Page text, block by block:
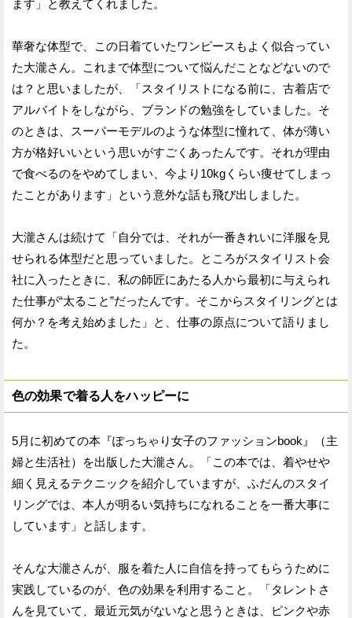
ます」と教えてくれました。
華奢な体型で、この日着ていたワンピースもよく似合ってい
た大瀧さん。これまで体型について悩んだことなどないので
は？と思いましたが、「スタイリストになる前に、古着店で
アルバイトをしながら、ブランドの勉強をしていました。そ
のときは、スーパーモデルのような体型に憧れて、体が薄い
方が格好いいという思いがすごくあったんです。それが理由
で食べるのをやめてしまい、今より10kgくらい痩せてしまっ
たことがあります」という意外な話も飛び出しました。
大瀧さんは続けて「自分では、それが一番きれいに洋服を見
せられる体型だと思っていました。ところがスタイリスト会
社に入ったときに、私の師匠にあたる人から最初に与えられ
た仕事が“太ること”だったんです。そこからスタイリングとは
何か？を考え始めました」と、仕事の原点について語りまし
た。
色の効果で着る人をハッピーに
5月に初めての本『ぽっちゃり女子のファッションbook』（主
婦と生活社）を出版した大瀧さん。「この本では、着やせや
細く見えるテクニックを紹介していますが、ふだんのスタイ
リングでは、本人が明るい気持ちになれることを一番大事に
しています」と話します。
そんな大瀧さんが、服を着た人に自信を持ってもらうために
実践しているのが、色の効果を利用すること。「タレントさ
んを見ていて、最近元気がないなと思うときは、ピンクや赤